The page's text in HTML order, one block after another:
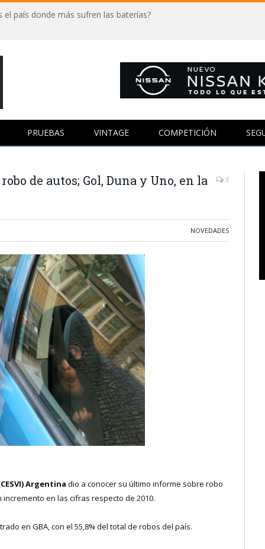
el país donde más sufren las baterías?
PRUEBAS VINTAGE COMPETICIÓN
de autos; Gol, Duna y Uno, en la 3
NOVEDADES
Argentina dio a conocer su último informe sobre robo
en las cifras respecto de 2010.
en GBA, con el 55,8% del total de robos del país.